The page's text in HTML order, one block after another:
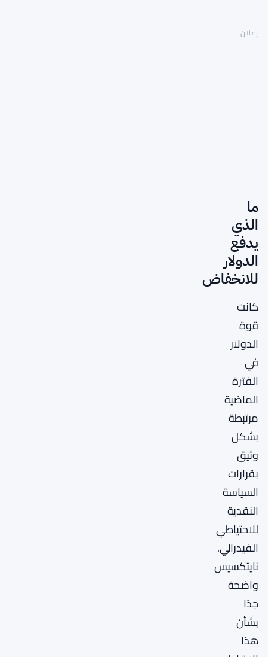
إعلان
ما
الذي
يدفع
الدولار
للانخفاض
كانت
قوة
الدولار
في
الفترة
الماضية
مرتبطة
بشكل
وثيق
بقرارات
السياسة
النقدية
للاحتياطي
الفيدرالي.
نايتكسيس
واضحة
جدًا
بشأن
هذا